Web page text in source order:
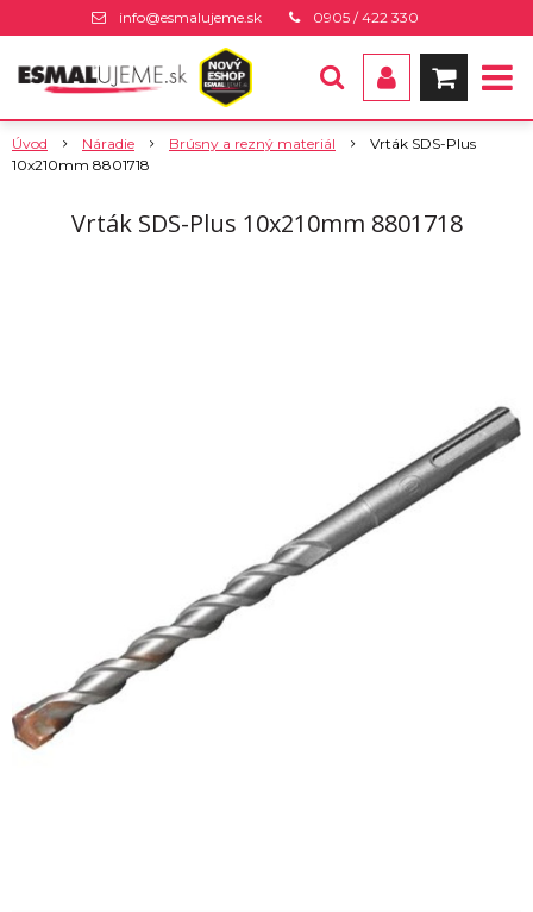
info@esmalujeme.sk 0905 / 422 330
Úvod Náradie Brúsny a rezný materiál
Vrták SDS-Plus
10x210mm 8801718
Vrták SDS-Plus 10x210mm 8801718